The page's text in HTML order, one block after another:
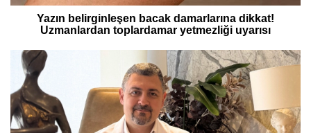
Yazın belirginleşen bacak damarlarına dikkat!
Uzmanlardan toplardamar yetmezliği uyarısı